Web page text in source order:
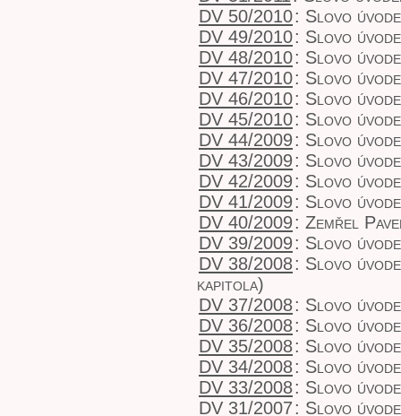
DV 50/2010: Slovo
DV 49/2010: Slovo
DV 48/2010: Slovo
DV 47/2010: Slovo
DV 46/2010: Slovo
DV 45/2010: Slovo
DV 44/2009: Slovo
DV 43/2009: Slovo
DV 42/2009: Slovo
DV 41/2009: Slovo
DV 40/2009: Zemřel
DV 39/2009: Slovo
DV 38/2008: Slovo
kapitola)
DV 37/2008: Slovo
DV 36/2008: Slovo
DV 35/2008: Slovo
DV 34/2008: Slovo
DV 33/2008: Slovo
DV 31/2007: Slovo